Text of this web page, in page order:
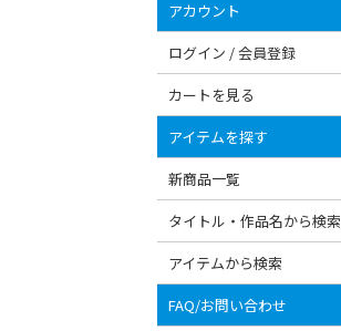
アカウント
ログイン / 会員登録
カートを見る
アイテムを探す
新商品一覧
タイトル・作品名から検索
アイテムから検索
FAQ/お問い合わせ